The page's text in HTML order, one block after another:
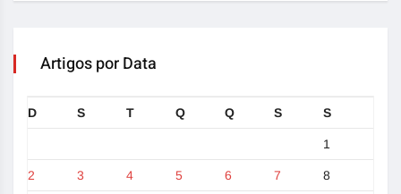
Artigos por Data
D S T Q Q S S
1
2 3 4 5 6 7 8